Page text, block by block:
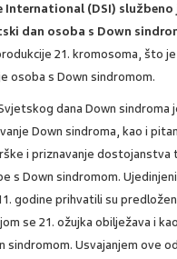
International (DSI) službeno
dan osoba s Down
21. kromosoma, što
osoba s Down sindromom.
dana Down sindroma
Down sindroma, kao i
i priznavanje dostojanstva
s Down sindromom.
godine prihvatili su
se 21. ožujka obilježava i
sindromom. Usvajanjem ove